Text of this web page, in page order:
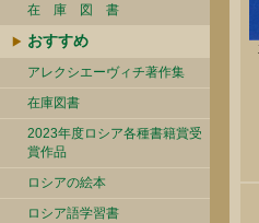
在 庫 図 書
おすすめ
アレクシエーヴィチ著作集
在庫図書
2023年度ロシア各種書籍賞受
賞作品
ロシアの絵本
ロシア語学習書